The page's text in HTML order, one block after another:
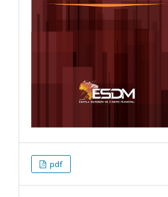
pdf